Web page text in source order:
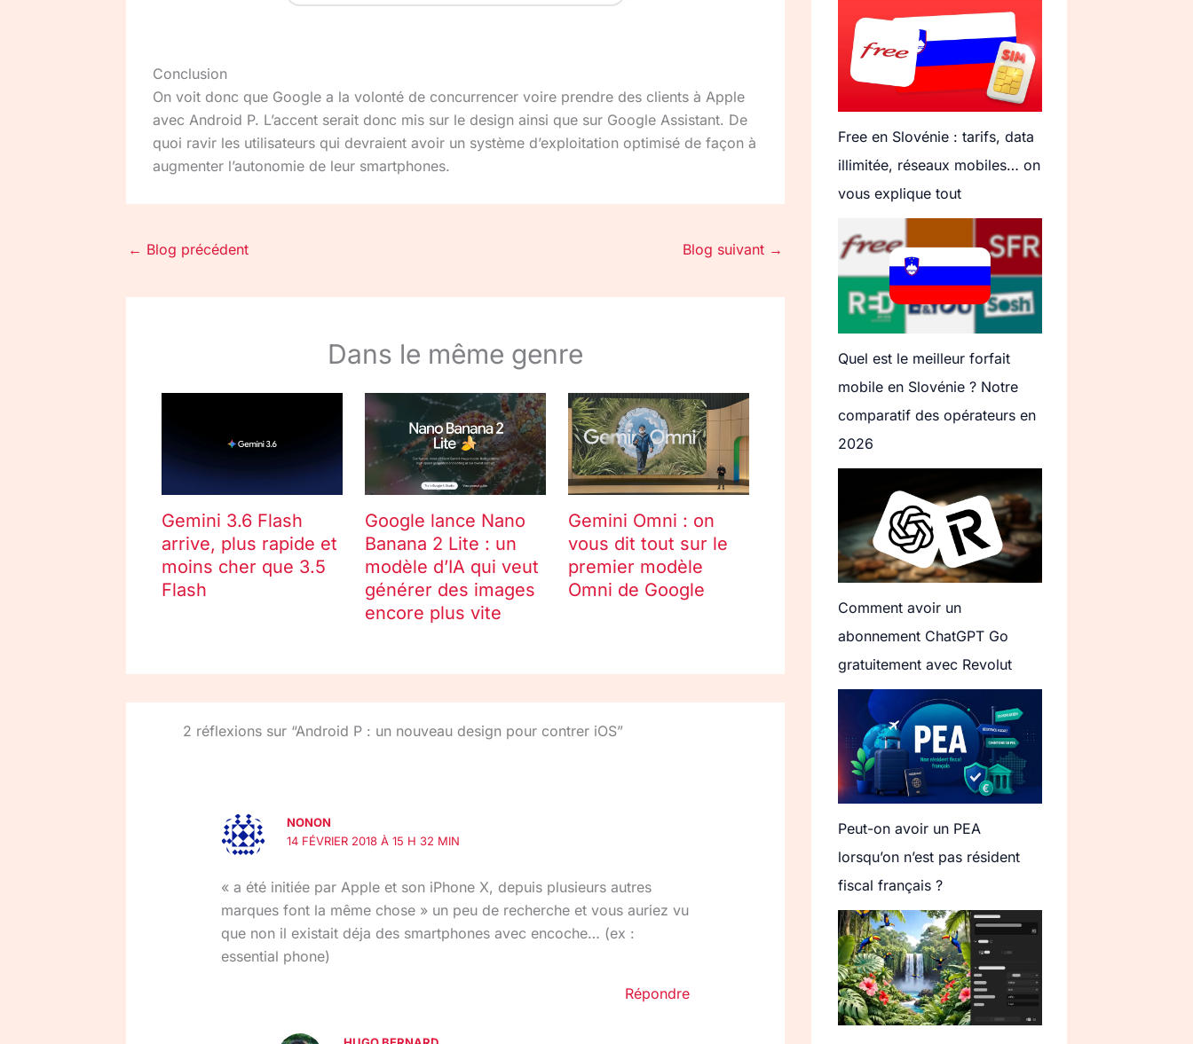
Conclusion
On voit donc que Google a la volonté de concurrencer voire prendre des clients à Apple
avec Android P. L’accent serait donc mis sur le design ainsi que sur Google Assistant. De
quoi ravir les utilisateurs qui devraient avoir un système d’exploitation optimisé de façon à
augmenter l’autonomie de leur smartphones.
← Blog précédent Blog suivant →
Dans le même genre
Gemini 3.6 Flash
arrive, plus rapide et
moins cher que 3.5
Flash
Google lance Nano
Banana 2 Lite : un
modèle d’IA qui veut
générer des images
encore plus vite
Gemini Omni : on
vous dit tout sur le
premier modèle
Omni de Google
2 réflexions sur “Android P : un nouveau design pour contrer iOS”
NONON
14 FÉVRIER 2018 À 15 H 32 MIN
« a été initiée par Apple et son iPhone X, depuis plusieurs autres
marques font la même chose » un peu de recherche et vous auriez vu
que non il existait déja des smartphones avec encoche… (ex :
essential phone)
Répondre
Free en Slovénie : tarifs, data
illimitée, réseaux mobiles… on
vous explique tout
Quel est le meilleur forfait
mobile en Slovénie ? Notre
comparatif des opérateurs en
2026
Comment avoir un
abonnement ChatGPT Go
gratuitement avec Revolut
Peut-on avoir un PEA
lorsqu’on n’est pas résident
fiscal français ?